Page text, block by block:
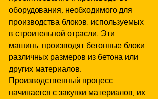
оборудования, необходимого для
производства блоков, используемых
в строительной отрасли. Эти
машины производят бетонные блоки
различных размеров из бетона или
других материалов.
Производственный процесс
начинается с закупки материалов, их